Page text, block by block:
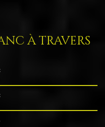
à travers